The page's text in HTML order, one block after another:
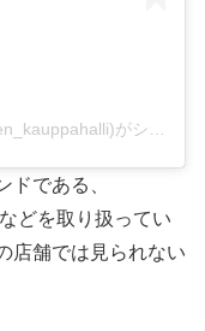
ドである、
どを取り扱ってい
店舗では見られない